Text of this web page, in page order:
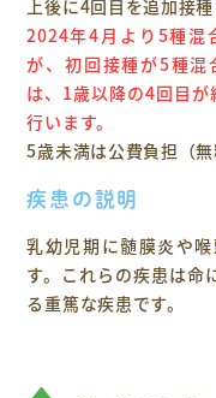
上後に4回目を追加接種
2024年4月より5種混
が、初回接種が5種混
は、1歳以降の4回目
行います。
5歳未満は公費負担（無
疾患の説明
乳幼児期に髄膜炎や
す。これらの疾患は命
る重篤な疾患です。